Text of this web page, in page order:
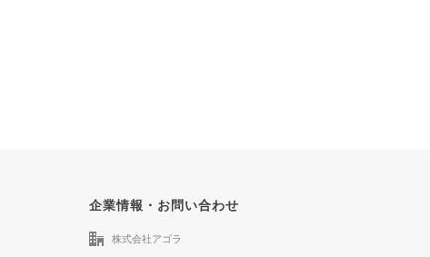
企業情報・お問い合わせ
株式会社アゴラ